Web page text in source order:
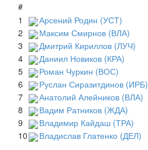
#
1
Арсений Родин (УСТ)
2
Максим Смирнов (ВЛА)
3
Дмитрий Кириллов (ЛУЧ)
4
Даниил Новиков (КРА)
5
Роман Чуркин (ВОС)
6
Руслан Сиразитдинов (ИРБ)
7
Анатолий Алейников (ВЛА)
8
Вадим Ратников (ЖДА)
9
Владимир Кайдаш (ТРА)
10
Владислав Глатенко (ДЕЛ)